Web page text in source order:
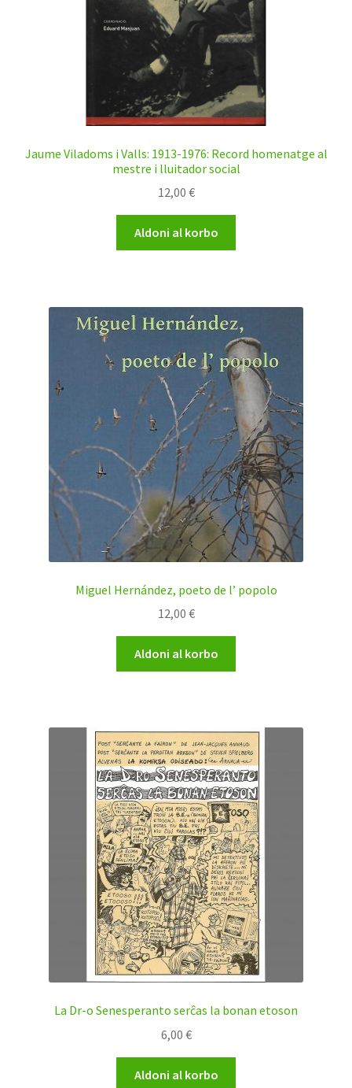
Jaume Viladoms i Valls: 1913-1976: Record homenatge al
mestre i lluitador social
12,00 €
Aldoni al korbo
Miguel Hernández, poeto de l’ popolo
12,00 €
Aldoni al korbo
La Dr-o Senesperanto serĉas la bonan etoson
6,00 €
Aldoni al korbo